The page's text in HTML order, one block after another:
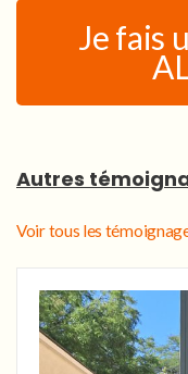
Je fais
Autres
Voir tous les